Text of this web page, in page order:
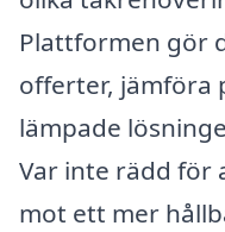
Plattformen gör
offerter, jämföra
lämpade
Var inte rädd för
mot ett mer